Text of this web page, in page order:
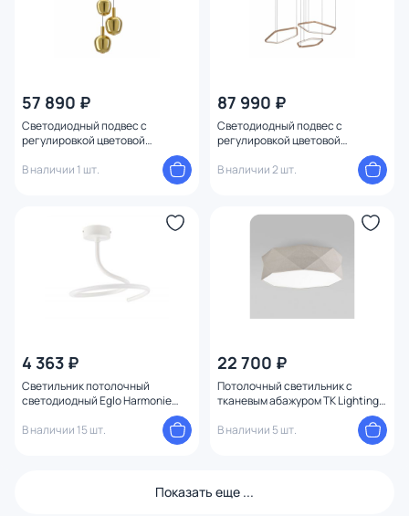
57 890 ₽
Светодиодный подвес с
регулировкой цветовой
1X5W;2X6,5W;3X1,6W LED, 2200-
В наличии 1 шт.
87 990 ₽
Светодиодный подвес с
регулировкой цветовой
температуры Eglo Estrella 1X50W
LED, 2200-6500K, алюминий,
В наличии 2 шт.
4 363 ₽
Светильник потолочный
светодиодный Eglo Harmonie
В наличии 15 шт.
22 700 ₽
Потолочный светильник с
тканевым абажуром TK Lighting
В наличии 5 шт.
Показать еще ...